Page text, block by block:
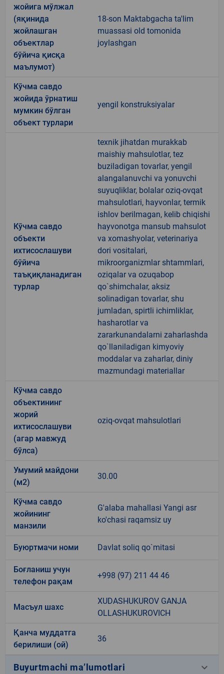
жойига мўлжал
(яқинида
жойлашган
объектлар
бўйича қисқа
маълумот)
18-son Maktabgacha ta'lim
muassasi old tomonida
joylashgan
Кўчма савдо
жойида ўрнатиш
мумкин бўлган
объект турлари
yengil konstruksiyalar
Кўчма савдо
объекти
ихтисослашуви
бўйича
таъқиқланадиган
турлар
texnik jihatdan murakkab
maishiy mahsulotlar, tez
buziladigan tovarlar, yengil
alangalanuvchi va yonuvchi
suyuqliklar, bolalar oziq-ovqat
mahsulotlari, hayvonlar, termik
ishlov berilmagan, kelib chiqishi
hayvonotga mansub mahsulot
va xomashyolar, veterinariya
dori vositalari,
mikroorganizmlar shtammlari,
oziqalar va ozuqabop
qo`shimchalar, aksiz
solinadigan tovarlar, shu
jumladan, spirtli ichimliklar,
hasharotlar va
zararkunandalarni zaharlashda
qo`llaniladigan kimyoviy
moddalar va zaharlar, diniy
mazmundagi materiallar
Кўчма савдо
объектининг
жорий
ихтисослашуви
(агар мавжуд
бўлса)
oziq-ovqat mahsulotlari
Умумий майдони
(м2)
30.00
Кўчма савдо
жойининг
манзили
G'alaba mahallasi Yangi asr
ko'chasi raqamsiz uy
Буюртмачи номи Davlat soliq qo`mitasi
Боғланиш учун
телефон рақам
+998 (97) 211 44 46
Масъул шахс
XUDASHUKUROV GANJA
OLLASHUKUROVICH
Қанча муддатга
берилиши (ой)
36
Buyurtmachi ma’lumotlari keyboard_arrow_down